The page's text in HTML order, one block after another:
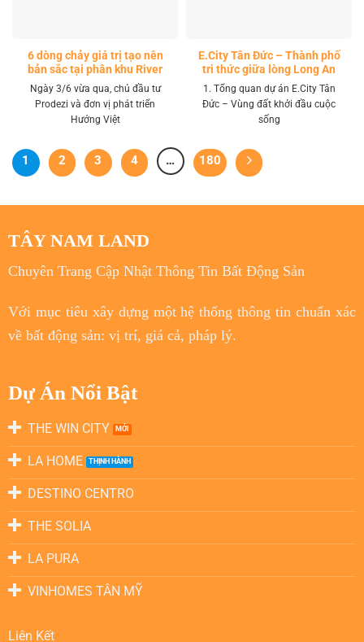
6 dòng chảy giá trị tạo nên
bản sắc tại phân khu River
Park LA Home
Ngày 3/6 vừa qua, chủ đầu tư
Prodezi và đơn vị phát triển
Hướng Việt
E.City Tân Đức – Thành phố
tri thức giữa lòng Long An
1. Tổng quan dự án E.City Tân
Đức – Vùng đất khởi đầu cuộc
sống
1 2 3 4 … 180
TÂY NAM LAND
Chuyên Trang Cập Nhật Thông Tin Bất Động Sản
Với mục tiêuxây dựng một hệ thống thông tin chuẩn xác
về bất động sản: vị trí, giá cả, pháp lý.
Dự Án Nổi Bật
THE WIN CITY
LA HOME
DESTINO CENTRO
THE SOLIA
LA PURA
VINHOMES TÂN MỸ
Liên Kết